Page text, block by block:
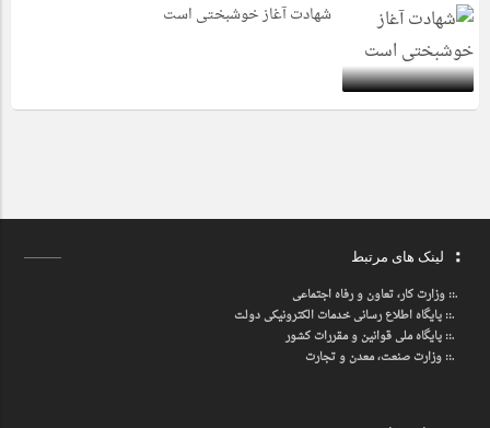
شهادت آغاز خوشبختی است
لینک های مرتبط
.::وزارت کار، تعاون و رفاه اجتماعی
.::پایگاه اطلاع رسانی خدمات الکترونیکی دولت
.::پایگاه ملی قوانین و مقررات کشور
.:: وزارت صنعت، معدن و تجارت